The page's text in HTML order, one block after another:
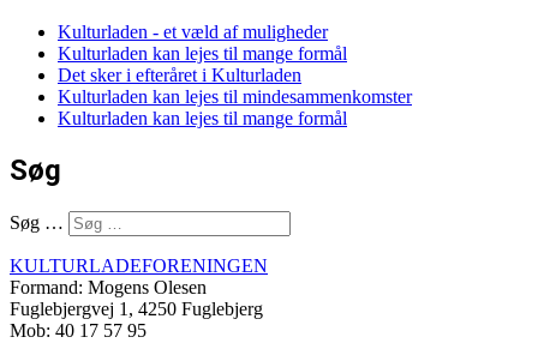
Kulturladen - et væld af muligheder
Kulturladen kan lejes til mange formål
Det sker i efteråret i Kulturladen
Kulturladen kan lejes til mindesammenkomster
Kulturladen kan lejes til mange formål
Søg
Søg …
KULTURLADEFORENINGEN
Formand: Mogens Olesen
Fuglebjergvej 1, 4250 Fuglebjerg
Mob: 40 17 57 95